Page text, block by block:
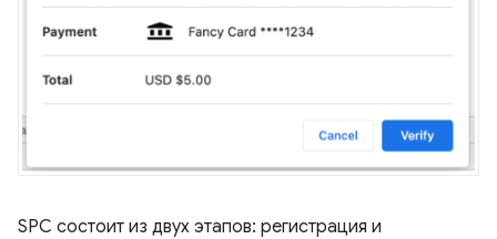
SPC состоит из двух этапов: регистрация и